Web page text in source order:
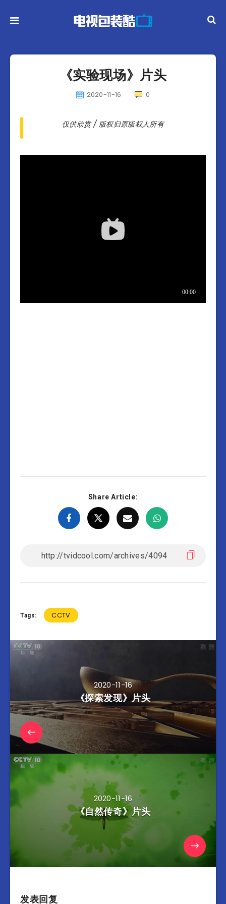
《实验现场》片头
2020-11-16 0
仅供欣赏 / 版权归原版权人所有
Share Article:
Tags: CCTV
2020-11-16
《探索发现》片头
2020-11-16
《自然传奇》片头
发表回复